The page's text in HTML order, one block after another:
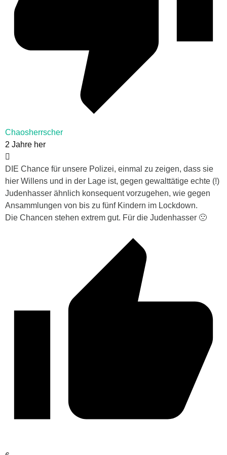
Chaosherrscher
2 Jahre her
DIE Chance für unsere Polizei, einmal zu zeigen, dass sie
hier Willens und in der Lage ist, gegen gewalttätige echte (!)
Judenhasser ähnlich konsequent vorzugehen, wie gegen
Ansammlungen von bis zu fünf Kindern im Lockdown.
Die Chancen stehen extrem gut. Für die Judenhasser 🙁